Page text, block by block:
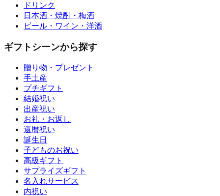
ドリンク
日本酒・焼酎・梅酒
ビール・ワイン・洋酒
ギフトシーンから探す
贈り物・プレゼント
手土産
プチギフト
結婚祝い
出産祝い
お礼・お返し
還暦祝い
誕生日
子どものお祝い
高級ギフト
サプライズギフト
名入れサービス
内祝い